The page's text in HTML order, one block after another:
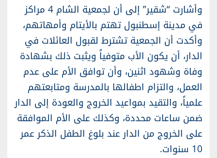
وأشارت “شقير” إلى أن لجمعية الشام
4 مراكز
في مدينة إسطنبول تهتم بالأيتام وأمهاتهم،
وأكدت أن الجمعية تشترط لقبول العائلات في
الدار، أن يكون الأب متوفياً ويثبت ذلك بشهادة
وفاة وشهود اثنين، وأن توافق الأم على عدم
العمل، والتزام اطفالها بالمدرسة ومتابعتهم
علمياً، والتقيد بمواعيد الخروج والعودة إلى الدار
ضمن ساعات محددة، وكذلك على الأم الموافقة
على الخروج من الدار عند بلوغ الطفل الذكر عمر
10 سنوات.